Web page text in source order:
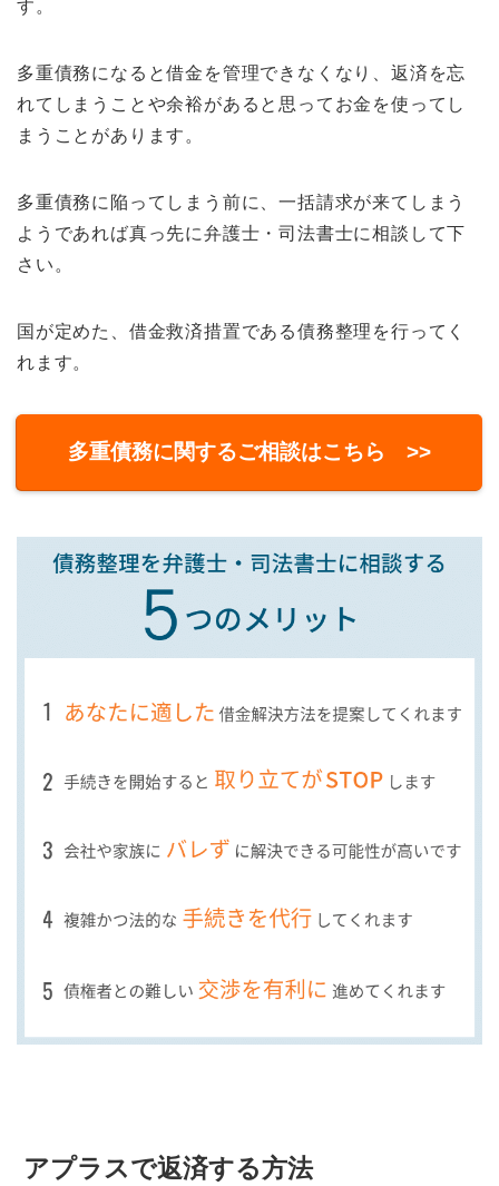
す。
多重債務になると借金を管理できなくなり、返済を忘
れてしまうことや余裕があると思ってお金を使ってし
まうことがあります。
多重債務に陥ってしまう前に、一括請求が来てしまう
ようであれば真っ先に弁護士・司法書士に相談して下
さい。
国が定めた、借金救済措置である債務整理を行ってく
れます。
多重債務に関するご相談はこちら >>
アプラスで返済する方法